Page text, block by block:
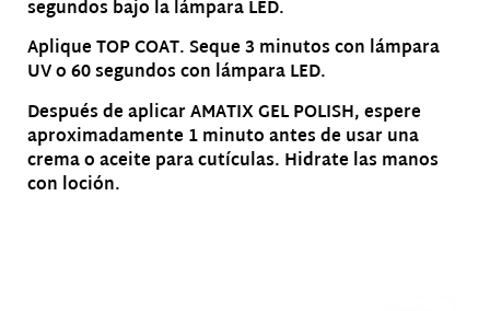
segundos bajo la lámpara LED.
Aplique TOP COAT. Seque 3 minutos con lámpara
UV o 60 segundos con lámpara LED.
Después de aplicar AMATIX GEL POLISH, espere
aproximadamente 1 minuto antes de usar una
crema o aceite para cutículas. Hidrate las manos
con loción.